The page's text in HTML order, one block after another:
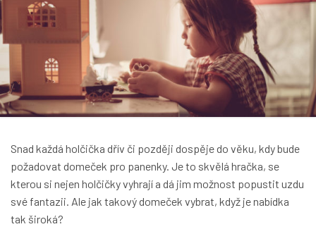
Snad každá holčička dřív či později dospěje do věku, kdy bude
požadovat domeček pro panenky. Je to skvělá hračka, se
kterou si nejen holčičky vyhrají a dá jim možnost popustit uzdu
své fantazii. Ale jak takový domeček vybrat, když je nabídka
tak široká?